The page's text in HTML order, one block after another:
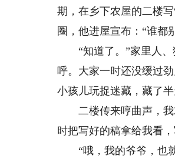
期，在乡下农屋的二楼
圈，他进屋宣布：“谁都
“知道了。”家里人、
呼。大家一时还没缓过
小孩儿玩捉迷藏，藏了
二楼传来哼曲声，我
时把写好的稿拿给我看
“哦，我的爷爷，也就